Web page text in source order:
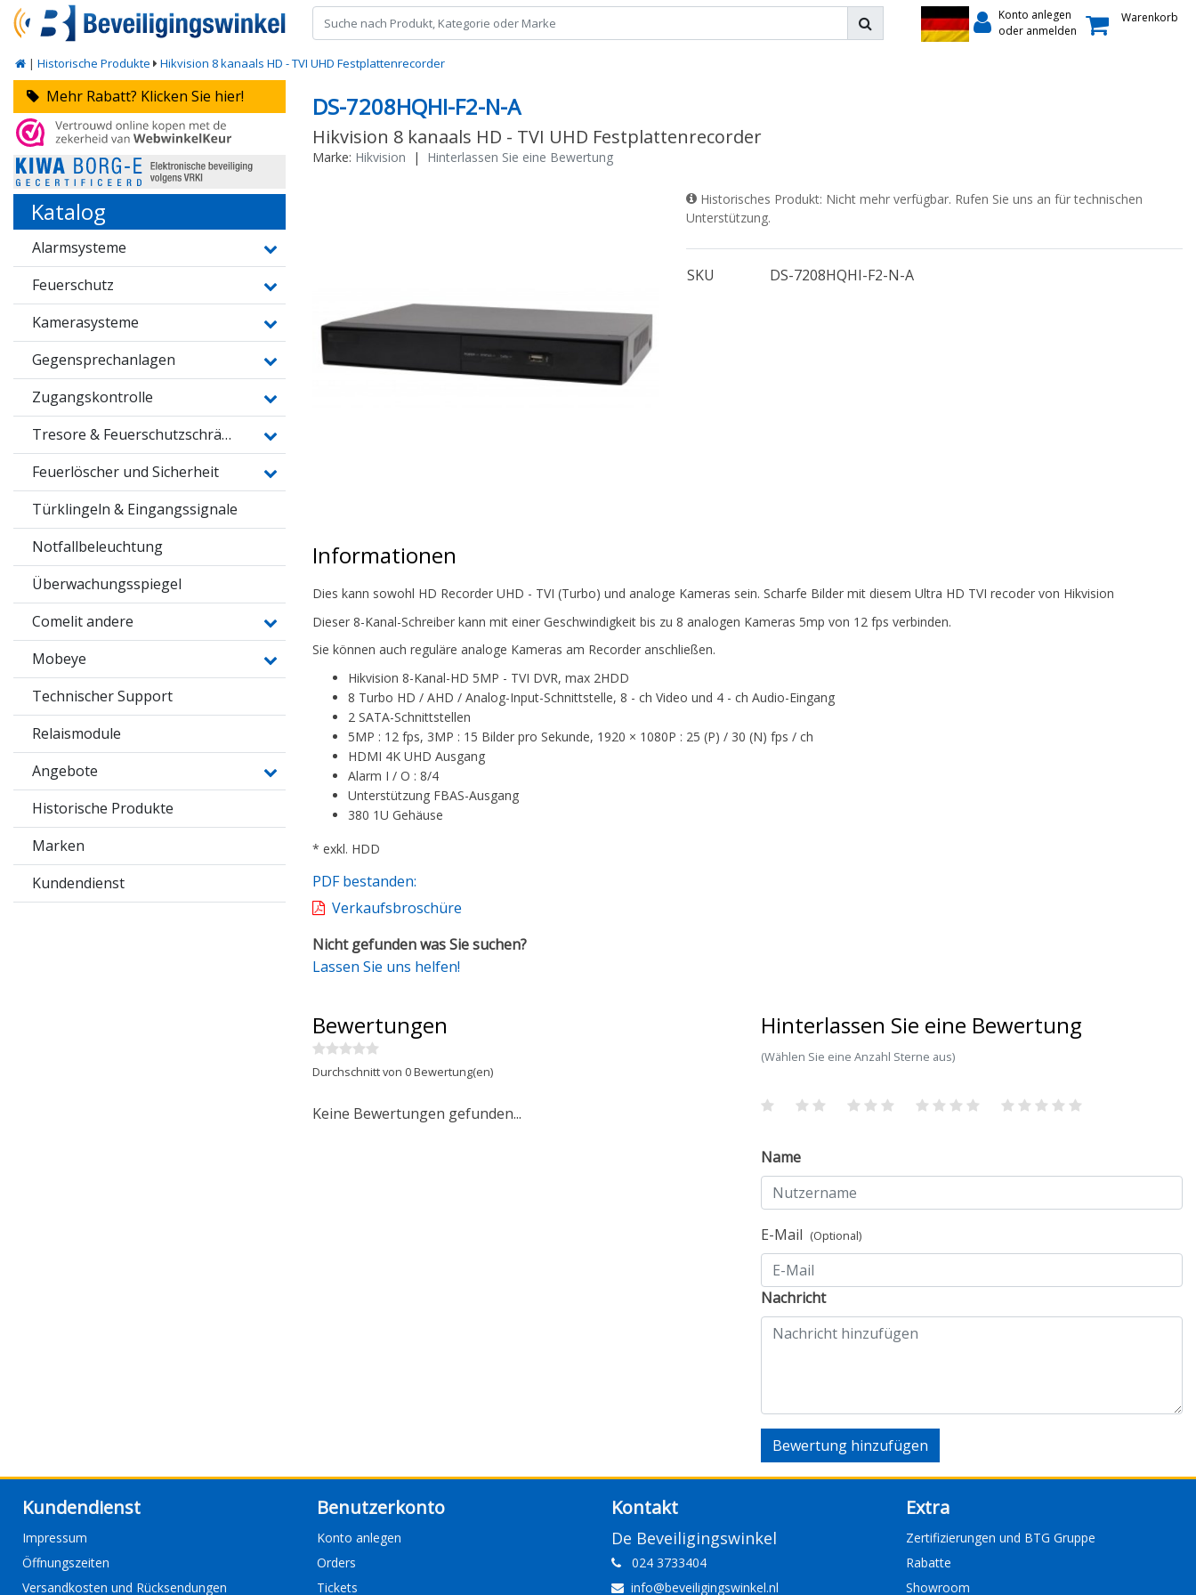
Konto anlegen
oder anmelden
Warenkorb
| Historische Produkte Hikvision 8 kanaals HD - TVI UHD Festplattenrecorder
Mehr Rabatt? Klicken Sie hier!
Katalog
Alarmsysteme
Feuerschutz
Kamerasysteme
Gegensprechanlagen
Zugangskontrolle
Tresore & Feuerschutzschränke
Feuerlöscher und Sicherheit
Türklingeln & Eingangssignale
Notfallbeleuchtung
Überwachungsspiegel
Comelit andere
Mobeye
Technischer Support
Relaismodule
Angebote
Historische Produkte
Marken
Kundendienst
DS-7208HQHI-F2-N-A
Hikvision 8 kanaals HD - TVI UHD Festplattenrecorder
Marke: Hikvision | Hinterlassen Sie eine Bewertung
Historisches Produkt: Nicht mehr verfügbar. Rufen Sie uns an für technischen
Unterstützung.
SKU DS-7208HQHI-F2-N-A
Informationen
Dies kann sowohl HD Recorder UHD - TVI (Turbo) und analoge Kameras sein. Scharfe Bilder mit diesem Ultra HD TVI recoder von Hikvision
Dieser 8-Kanal-Schreiber kann mit einer Geschwindigkeit bis zu 8 analogen Kameras 5mp von 12 fps verbinden.
Sie können auch reguläre analoge Kameras am Recorder anschließen.
Hikvision 8-Kanal-HD 5MP - TVI DVR, max 2HDD
8 Turbo HD / AHD / Analog-Input-Schnittstelle, 8 - ch Video und 4 - ch Audio-Eingang
2 SATA-Schnittstellen
5MP : 12 fps, 3MP : 15 Bilder pro Sekunde, 1920 × 1080P : 25 (P) / 30 (N) fps / ch
HDMI 4K UHD Ausgang
Alarm I / O : 8/4
Unterstützung FBAS-Ausgang
380 1U Gehäuse
* exkl. HDD
PDF bestanden:
Verkaufsbroschüre
Nicht gefunden was Sie suchen?
Lassen Sie uns helfen!
Bewertungen
Durchschnitt von 0 Bewertung(en)
Keine Bewertungen gefunden...
Hinterlassen Sie eine Bewertung
(Wählen Sie eine Anzahl Sterne aus)
Name
E-Mail (Optional)
Nachricht
Bewertung hinzufügen
Kundendienst
Impressum
Öffnungszeiten
Versandkosten und Rücksendungen
Benutzerkonto
Konto anlegen
Orders
Tickets
Kontakt
De Beveiligingswinkel
024 3733404
info@beveiligingswinkel.nl
Extra
Zertifizierungen und BTG Gruppe
Rabatte
Showroom